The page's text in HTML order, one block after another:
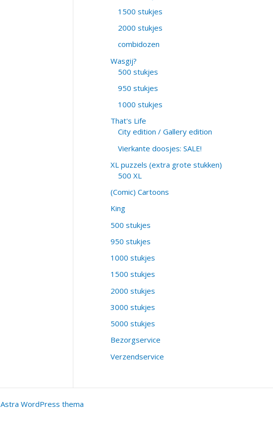
1500 stukjes
2000 stukjes
combidozen
Wasgij?
500 stukjes
950 stukjes
1000 stukjes
That's Life
City edition / Gallery edition
Vierkante doosjes: SALE!
XL puzzels (extra grote stukken)
500 XL
(Comic) Cartoons
King
500 stukjes
950 stukjes
1000 stukjes
1500 stukjes
2000 stukjes
3000 stukjes
5000 stukjes
Bezorgservice
Verzendservice
Astra WordPress thema